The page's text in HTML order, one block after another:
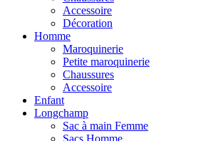
Accessoire
Décoration
Homme
Maroquinerie
Petite maroquinerie
Chaussures
Accessoire
Enfant
Longchamp
Sac à main Femme
Sacs Homme